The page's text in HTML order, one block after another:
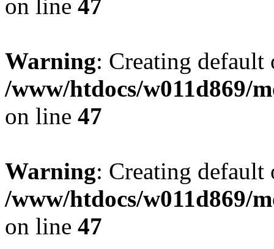
on line 47
Warning: Creating
/www/htdocs/w011d869/
on line 47
Warning: Creating
/www/htdocs/w011d869/
on line 47